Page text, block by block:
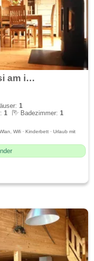
5 Sterne Ferienhaus Susi am idyllischen Waldsee Rieden
1
1 Badezimmer:1
Wifi · Kinderbett · Urlaub mit